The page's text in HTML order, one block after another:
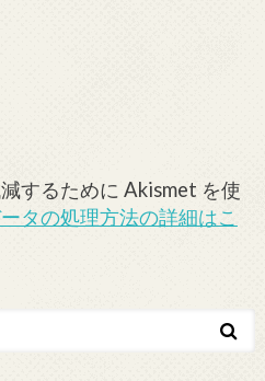
するために Akismet を使
タの処理方法の詳細はこ